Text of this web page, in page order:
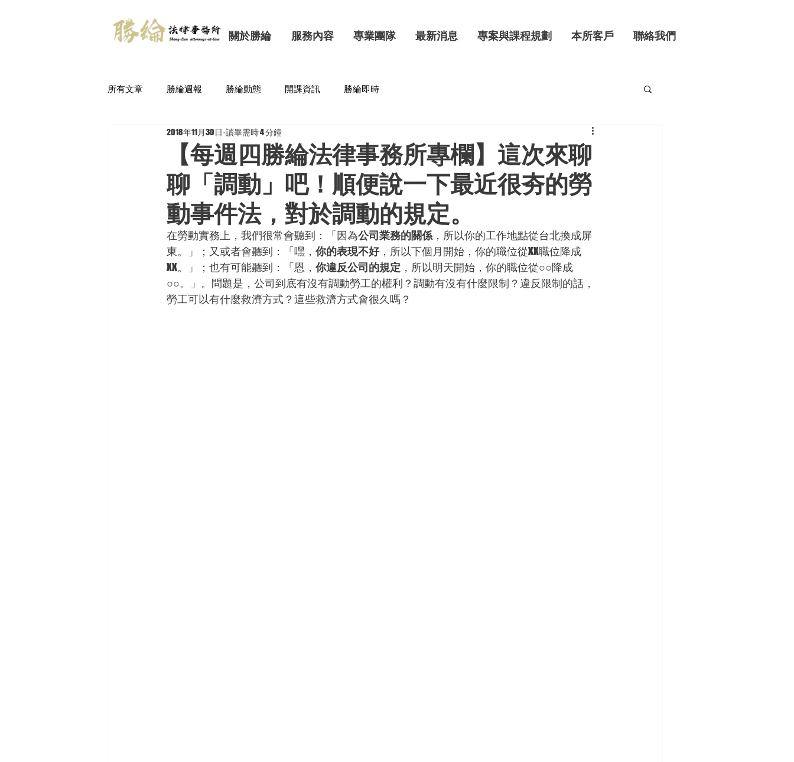
關於勝綸 服務內容 專業團隊 最新消息 專案與課程規劃 本所客戶 聯絡我們
所有文章 勝綸週報 勝綸動態 開課資訊 勝綸即時
【每週四勝綸法律事務所專欄】這次來聊
聊「調動」吧！順便說一下最近很夯的勞
動事件法，對於調動的規定。
2018年11月30日 讀畢需時 4 分鐘
在勞動實務上，我們很常會聽到：「因為公司業務的關係 ，所以你的工作地點從台北換成屏
東。」；又或者會聽到：「嘿， 你的表現不好，所以下個月開始，你的職位從XX職位降成
XX。」；也有可能聽到：「恩， 你違反公司的規定 ，所以明天開始，你的職位從○○降成
○○。」。問題是，公司到底有沒有調動勞工的權利？調動有沒有什麼限制？違反限制的話，
勞工可以有什麼救濟方式？這些救濟方式會很久嗎？